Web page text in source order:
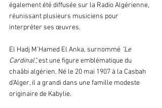
également été diffusée sur la Radio Algérienne,
réunissant plusieurs musiciens pour
interpréter ses œuvres.
El Hadj M’Hamed El Anka, surnommé "Le
Cardinal", est une figure emblématique du
chaâbi algérien. Né le 20 mai 1907 à la Casbah
d'Alger, il a grandi dans une famille modeste
originaire de Kabylie.